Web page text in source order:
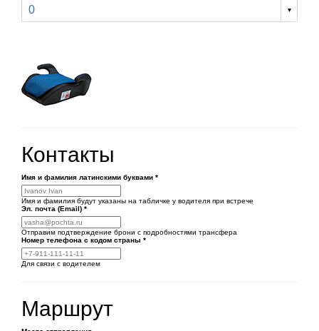
0
Контакты
Имя и фамилия латинскими буквами *
Имя и фамилия будут указаны на табличке у водителя при встрече
Эл. почта (Email) *
Отправим подтверждение брони с подробностями трансфера
Номер телефона с кодом страны *
Для связи с водителем
Маршрут